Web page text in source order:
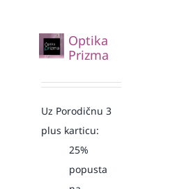
Optika
Prizma
Uz Porodičnu 3
plus karticu:
25%
popusta